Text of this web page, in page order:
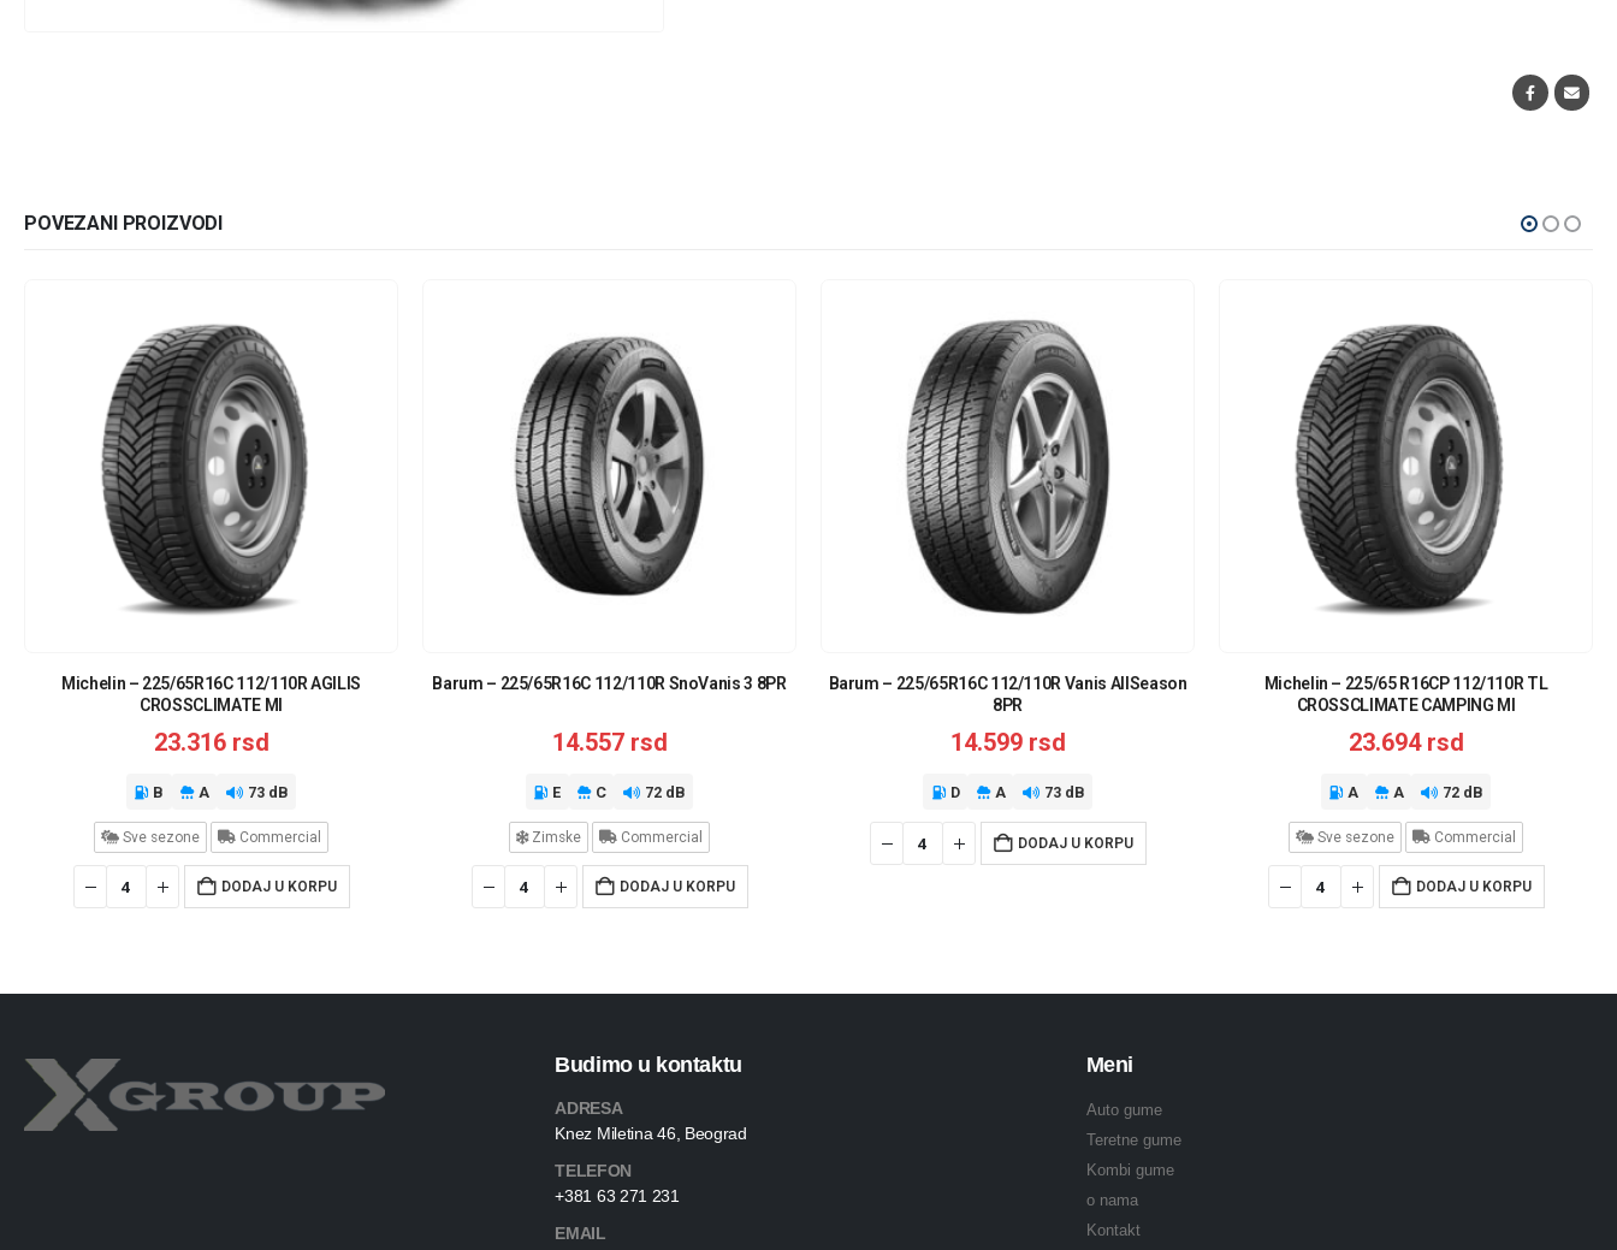
POVEZANI PROIZVODI
Michelin – 225/65R16C 112/110R AGILIS
CROSSCLIMATE MI
23.316 rsd
B A 73 dB
Sve sezone Commercial
DODAJ U KORPU
Barum – 225/65R16C 112/110R SnoVanis 3 8PR
14.557 rsd
E C 72 dB
Zimske Commercial
DODAJ U KORPU
Barum – 225/65R16C 112/110R Vanis AllSeason
8PR
14.599 rsd
D A 73 dB
DODAJ U KORPU
Michelin – 225/65 R16CP 112/110R TL
CROSSCLIMATE CAMPING MI
23.694 rsd
A A 72 dB
Sve sezone Commercial
DODAJ U KORPU
Budimo u kontaktu
ADRESA
Knez Miletina 46, Beograd
TELEFON
+381 63 271 231
EMAIL
Meni
Auto gume
Teretne gume
Kombi gume
o nama
Kontakt